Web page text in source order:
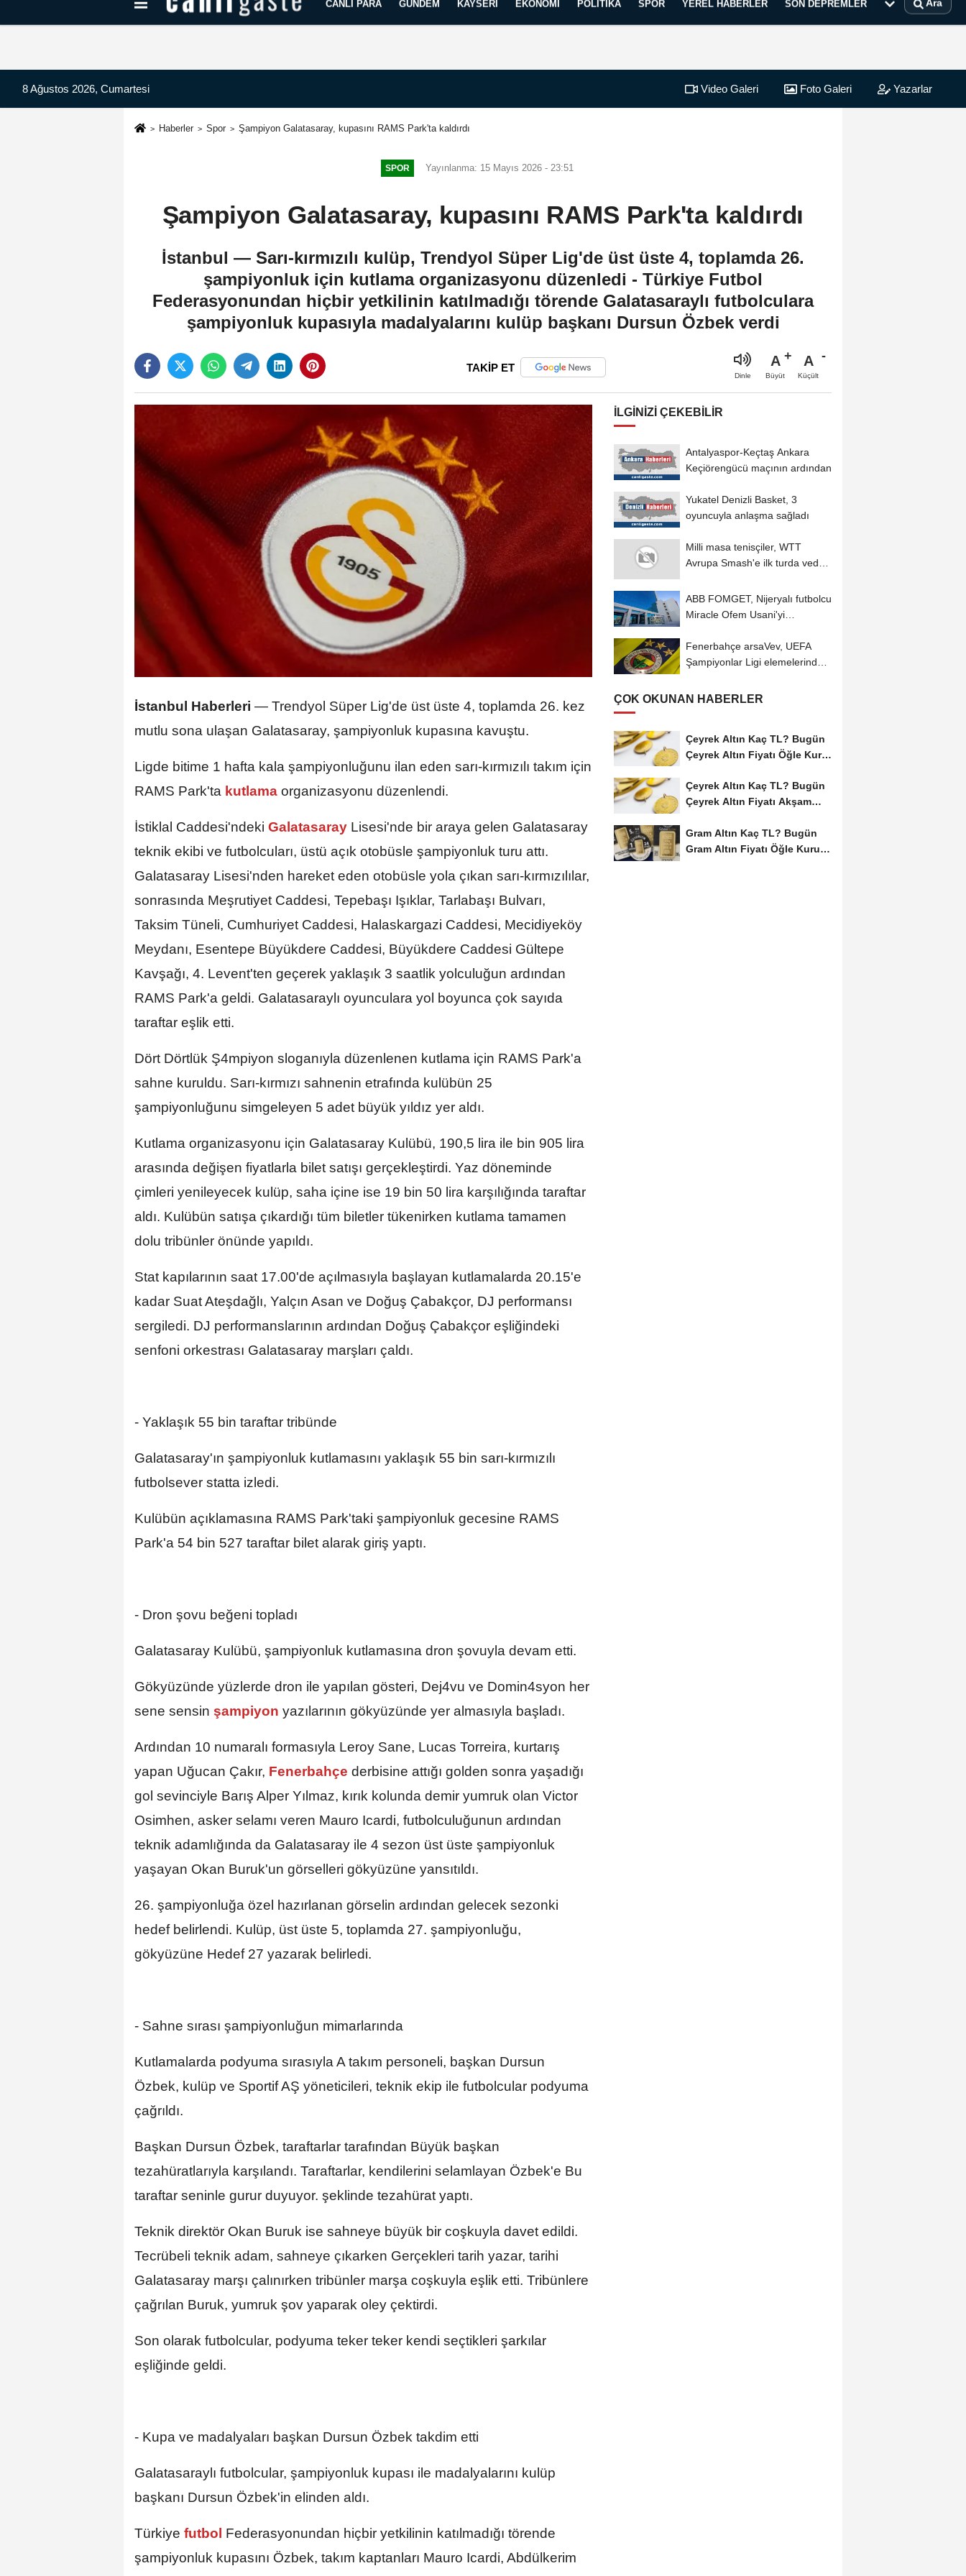
Kayseri Haberleri Can Radyo Dinle
CANLI PARA GÜNDEM KAYSERI EKONOMI POLITIKA SPOR YEREL HABERLER SON DEPREMLER Ara
8 Ağustos 2026, Cumartesi Video Galeri Foto Galeri Yazarlar
Haberler Spor Şampiyon Galatasaray, kupasını RAMS Park'ta kaldırdı
SPOR Yayınlanma: 15 Mayıs 2026 - 23:51
Şampiyon Galatasaray, kupasını RAMS Park'ta kaldırdı
İstanbul — Sarı-kırmızılı kulüp, Trendyol Süper Lig'de üst üste 4, toplamda 26.
şampiyonluk için kutlama organizasyonu düzenledi - Türkiye Futbol
Federasyonundan hiçbir yetkilinin katılmadığı törende Galatasaraylı futbolculara
şampiyonluk kupasıyla madalyalarını kulüp başkanı Dursun Özbek verdi
TAKİP ET
Dinle
A
Büyüt
A
Küçült
İstanbul Haberleri — Trendyol Süper Lig'de üst üste 4, toplamda 26. kez
mutlu sona ulaşan Galatasaray, şampiyonluk kupasına kavuştu.
Ligde bitime 1 hafta kala şampiyonluğunu ilan eden sarı-kırmızılı takım için
RAMS Park'ta kutlama organizasyonu düzenlendi.
İstiklal Caddesi'ndeki Galatasaray Lisesi'nde bir araya gelen Galatasaray
teknik ekibi ve futbolcuları, üstü açık otobüsle şampiyonluk turu attı.
Galatasaray Lisesi'nden hareket eden otobüsle yola çıkan sarı-kırmızılılar,
sonrasında Meşrutiyet Caddesi, Tepebaşı Işıklar, Tarlabaşı Bulvarı,
Taksim Tüneli, Cumhuriyet Caddesi, Halaskargazi Caddesi, Mecidiyeköy
Meydanı, Esentepe Büyükdere Caddesi, Büyükdere Caddesi Gültepe
Kavşağı, 4. Levent'ten geçerek yaklaşık 3 saatlik yolculuğun ardından
RAMS Park'a geldi. Galatasaraylı oyunculara yol boyunca çok sayıda
taraftar eşlik etti.
Dört Dörtlük Ş4mpiyon sloganıyla düzenlenen kutlama için RAMS Park'a
sahne kuruldu. Sarı-kırmızı sahnenin etrafında kulübün 25
şampiyonluğunu simgeleyen 5 adet büyük yıldız yer aldı.
Kutlama organizasyonu için Galatasaray Kulübü, 190,5 lira ile bin 905 lira
arasında değişen fiyatlarla bilet satışı gerçekleştirdi. Yaz döneminde
çimleri yenileyecek kulüp, saha içine ise 19 bin 50 lira karşılığında taraftar
aldı. Kulübün satışa çıkardığı tüm biletler tükenirken kutlama tamamen
dolu tribünler önünde yapıldı.
Stat kapılarının saat 17.00'de açılmasıyla başlayan kutlamalarda 20.15'e
kadar Suat Ateşdağlı, Yalçın Asan ve Doğuş Çabakçor, DJ performansı
sergiledi. DJ performanslarının ardından Doğuş Çabakçor eşliğindeki
senfoni orkestrası Galatasaray marşları çaldı.
- Yaklaşık 55 bin taraftar tribünde
Galatasaray'ın şampiyonluk kutlamasını yaklaşık 55 bin sarı-kırmızılı
futbolsever statta izledi.
Kulübün açıklamasına RAMS Park'taki şampiyonluk gecesine RAMS
Park'a 54 bin 527 taraftar bilet alarak giriş yaptı.
- Dron şovu beğeni topladı
Galatasaray Kulübü, şampiyonluk kutlamasına dron şovuyla devam etti.
Gökyüzünde yüzlerde dron ile yapılan gösteri, Dej4vu ve Domin4syon her
sene sensin şampiyon yazılarının gökyüzünde yer almasıyla başladı.
Ardından 10 numaralı formasıyla Leroy Sane, Lucas Torreira, kurtarış
yapan Uğucan Çakır, Fenerbahçe derbisine attığı golden sonra yaşadığı
gol sevinciyle Barış Alper Yılmaz, kırık kolunda demir yumruk olan Victor
Osimhen, asker selamı veren Mauro Icardi, futbolculuğunun ardından
teknik adamlığında da Galatasaray ile 4 sezon üst üste şampiyonluk
yaşayan Okan Buruk'un görselleri gökyüzüne yansıtıldı.
26. şampiyonluğa özel hazırlanan görselin ardından gelecek sezonki
hedef belirlendi. Kulüp, üst üste 5, toplamda 27. şampiyonluğu,
gökyüzüne Hedef 27 yazarak belirledi.
- Sahne sırası şampiyonluğun mimarlarında
Kutlamalarda podyuma sırasıyla A takım personeli, başkan Dursun
Özbek, kulüp ve Sportif AŞ yöneticileri, teknik ekip ile futbolcular podyuma
çağrıldı.
Başkan Dursun Özbek, taraftarlar tarafından Büyük başkan
tezahüratlarıyla karşılandı. Taraftarlar, kendilerini selamlayan Özbek'e Bu
taraftar seninle gurur duyuyor. şeklinde tezahürat yaptı.
Teknik direktör Okan Buruk ise sahneye büyük bir coşkuyla davet edildi.
Tecrübeli teknik adam, sahneye çıkarken Gerçekleri tarih yazar, tarihi
Galatasaray marşı çalınırken tribünler marşa coşkuyla eşlik etti. Tribünlere
çağrılan Buruk, yumruk şov yaparak oley çektirdi.
Son olarak futbolcular, podyuma teker teker kendi seçtikleri şarkılar
eşliğinde geldi.
- Kupa ve madalyaları başkan Dursun Özbek takdim etti
Galatasaraylı futbolcular, şampiyonluk kupası ile madalyalarını kulüp
başkanı Dursun Özbek'in elinden aldı.
Türkiye futbol Federasyonundan hiçbir yetkilinin katılmadığı törende
şampiyonluk kupasını Özbek, takım kaptanları Mauro Icardi, Abdülkerim
İLGINIZI ÇEKEBILIR
Antalyaspor-Keçtaş Ankara
Keçiörengücü maçının ardından
Yukatel Denizli Basket, 3
oyuncuyla anlaşma sağladı
Milli masa tenisçiler, WTT
Avrupa Smash'e ilk turda veda
ABB FOMGET, Nijeryalı futbolcu
Miracle Ofem Usani'yi
Fenerbahçe arsaVev, UEFA
Şampiyonlar Ligi elemelerinde
ÇOK OKUNAN HABERLER
Çeyrek Altın Kaç TL? Bugün
Çeyrek Altın Fiyatı Öğle Kuru
Çeyrek Altın Kaç TL? Bugün
Çeyrek Altın Fiyatı Akşam
Gram Altın Kaç TL? Bugün
Gram Altın Fiyatı Öğle Kuru